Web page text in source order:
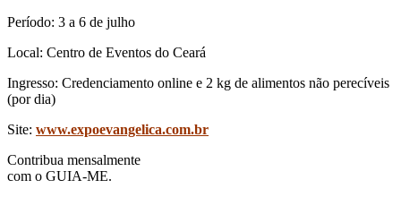
Período: 3 a 6 de julho
Local: Centro de Eventos do Ceará
Ingresso: Credenciamento online e 2 kg de alimentos não perecíveis
(por dia)
Site: www.expoevangelica.com.br
Contribua mensalmente
com o GUIA-ME.